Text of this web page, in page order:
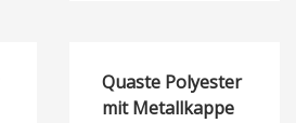
Quaste Polyester
mit Metallkappe